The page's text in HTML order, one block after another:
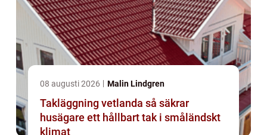
08 augusti 2026 Malin Lindgren
Takläggning vetlanda så säkrar
husägare ett hållbart tak i småländskt
klimat